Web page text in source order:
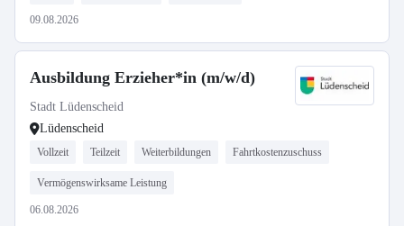
09.08.2026
Ausbildung Erzieher*in (m/w/d)
Stadt Lüdenscheid
Lüdenscheid
Vollzeit Teilzeit Weiterbildungen Fahrtkostenzuschuss
Vermögenswirksame Leistung
06.08.2026